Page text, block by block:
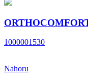
1000001530
Nahoru